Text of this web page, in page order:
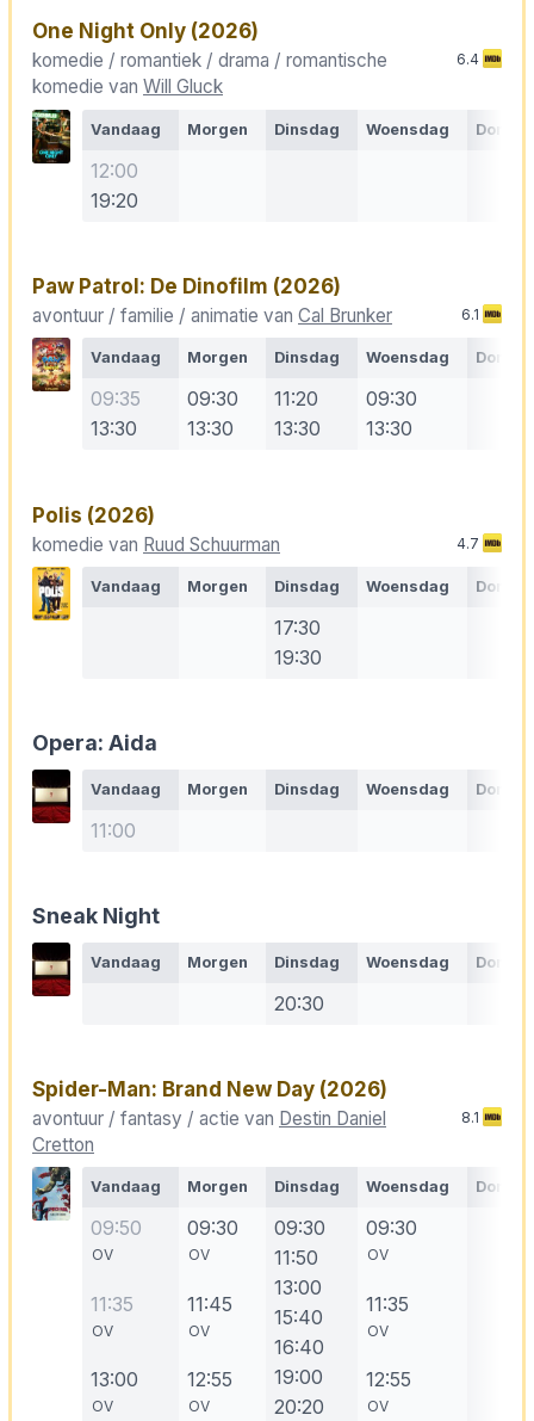
One Night Only (2026)
komedie / romantiek / drama / romantische
komedie van Will Gluck
6.4
Vandaag Morgen Dinsdag Woensdag
12:00
19:20
Paw Patrol: De Dinofilm (2026)
avontuur / familie / animatie van Cal Brunker 6.1
Vandaag Morgen Dinsdag Woensdag
09:35
13:30
09:30
13:30
11:20
13:30
09:30
13:30
Polis (2026)
komedie van Ruud Schuurman 4.7
Vandaag Morgen Dinsdag Woensdag
17:30
19:30
Opera: Aida
Vandaag Morgen Dinsdag Woensdag
11:00
Sneak Night
Vandaag Morgen Dinsdag Woensdag
20:30
Spider-Man: Brand New Day (2026)
avontuur / fantasy / actie van Destin Daniel
Cretton
8.1
Vandaag Morgen Dinsdag Woensdag
09:50
OV
11:35
OV
13:00
OV
09:30
OV
11:45
OV
12:55
OV
09:30
11:50
13:00
15:40
16:40
19:00
20:20
09:30
OV
11:35
OV
12:55
OV